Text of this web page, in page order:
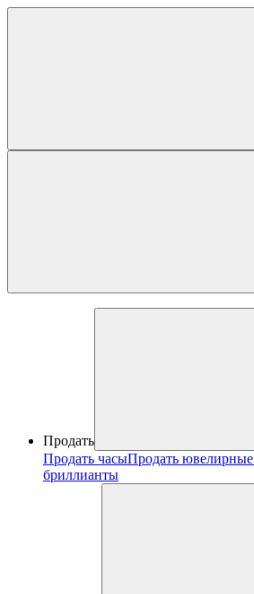
Продать
Продать часыПродать ювелирные
бриллианты